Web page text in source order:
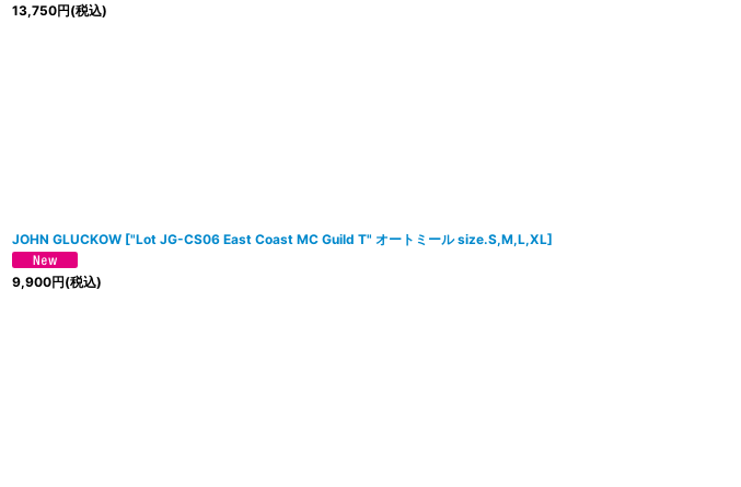
13,750円(税込)
JOHN GLUCKOW ["Lot JG-CS06 East Coast MC Guild T" オートミール size.S,M,L,XL]
9,900円(税込)